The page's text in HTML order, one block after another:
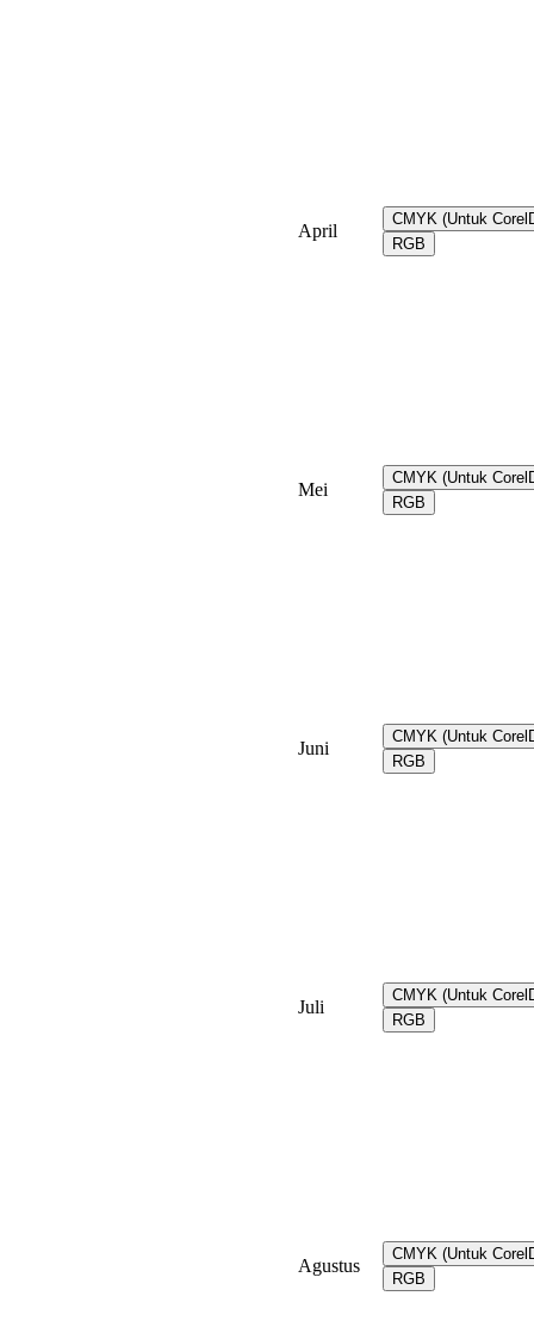
April
CMYK (Untuk
RGB
Mei
CMYK (Untuk
RGB
Juni
CMYK (Untuk
RGB
Juli
CMYK (Untuk
RGB
Agustus
CMYK (Untuk
RGB